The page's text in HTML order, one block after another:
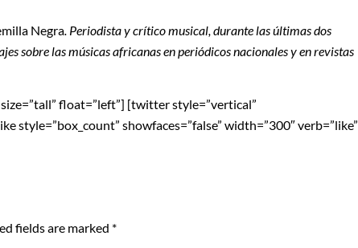
Negra. Periodista y crítico musical, durante las últimas dos
sobre las músicas africanas en periódicos nacionales y enrevistas
float=”left”] [twitter style=”vertical”
style=”box_count” showfaces=”false” width=”300″ verb=”like”
fields are marked *